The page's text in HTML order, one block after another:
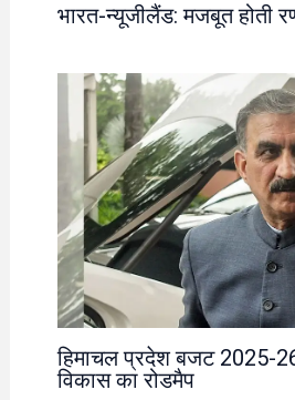
भारत-न्यूजीलैंड: मजबूत होती
हिमाचल प्रदेश बजट 2025-
विकास का रोडमैप